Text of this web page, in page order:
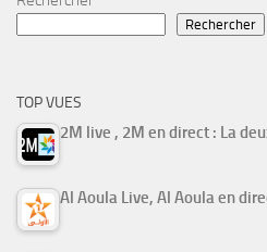
Rechercher
TOP VUES
2M live , 2M en direct : La
Al Aoula Live, Al Aoula en